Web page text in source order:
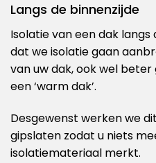
Langs de binnenzijde
Isolatie van een dak
dat we isolatie gaan
van uw dak, ook wel
een ‘warm dak’.
Desgewenst werken we
gipslaten zodat u niets
isolatiemateriaal merkt.